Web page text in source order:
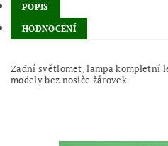
POPIS
HODNOCENÍ
Zadní světlomet, lampa kompletní
modely bez nosiče žárovek